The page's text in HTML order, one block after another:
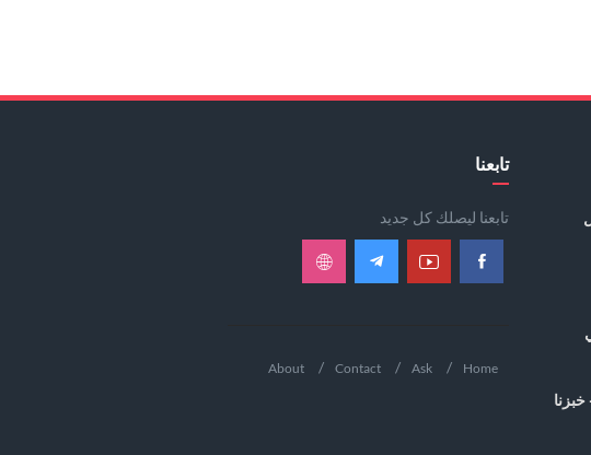
تابعنا
تابعنا ليصلك كل جديد
Home
Ask
Contact
About